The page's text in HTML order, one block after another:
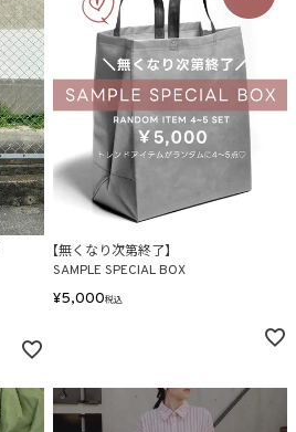
【無くなり次第終了】
SAMPLE SPECIAL BOX
¥5,000税込